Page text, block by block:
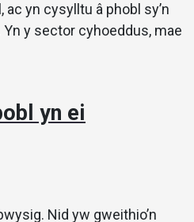
yn cysylltu â phobl sy’n
y sector cyhoeddus, mae
yn ei
Nid yw gweithio’n